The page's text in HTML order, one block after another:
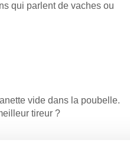
qui parlent de vaches ou
vide dans la poubelle.
tireur ?